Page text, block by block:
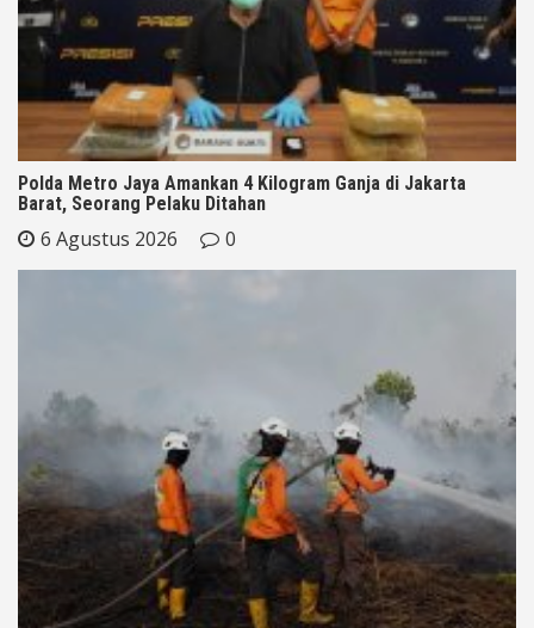
Polda Metro Jaya Amankan 4 Kilogram Ganja di Jakarta
Barat, Seorang Pelaku Ditahan
6 Agustus 2026 0